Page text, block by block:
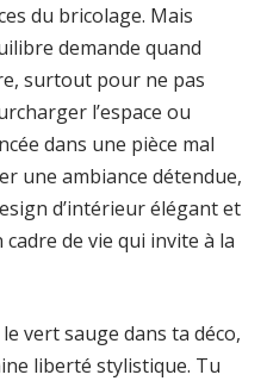
du bricolage. Mais
demande quand
surtout pour ne pas
l’espace ou
dans une pièce mal
une ambiance détendue,
d’intérieur élégant et
de vie qui invite à la
vert sauge dans ta déco,
liberté stylistique. Tu